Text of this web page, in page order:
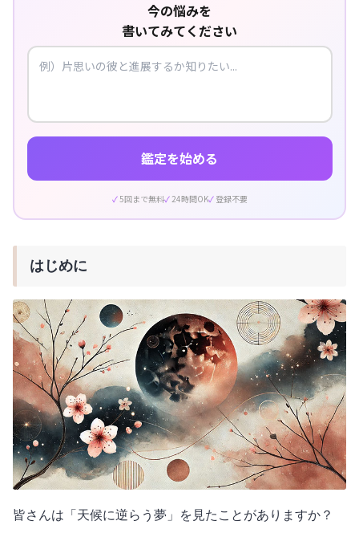
今の悩みを
書いてみてください
鑑定を始める
5回まで無料 24時間OK 登録不要
はじめに
皆さんは「天候に逆らう夢」を見たことがありますか？